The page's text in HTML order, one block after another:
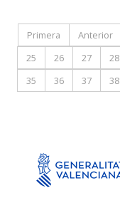
Primera Anterior
25
26 27 28
35
36 37 38